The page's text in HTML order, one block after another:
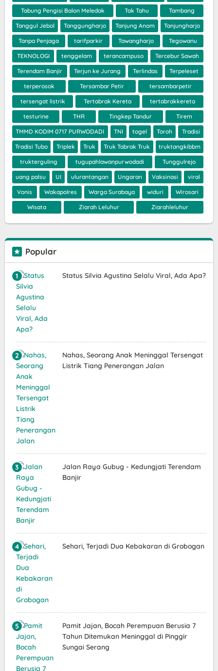
Tabung Pengisi Balon Meledak Tak Tahu Tambang
Tanggul Jebol Tanggungharjo Tanjung Anom Tanjungharjo
Tanpa Penjaga tarifparkir Tawangharjo Tegowanu
TEKNOLOGI tenggelam terancampuso Tercebur Sawah
Terendam Banjir Terjun ke Jurang Terlindas Terpeleset
terperosok Tersambar Petir tersambarpetir
tersengat listrik Tertabrak Kereta tertabrakkereta
testurine THR Tingkep Tandur Tirem
TMMD KODIM 0717 PURWODADI TNI togel Toroh Tradisi
Tradisi Tubo Triplek Truk Truk Tabrak Truk truktangkibbm
trukterguling tugupahlawanpurwodadi Tunggulrejo
uang palsu UI ulurantangan Ungaran Vaksinasi viral
Vonis Wakapolres Warga Surabaya widuri Wirosari
Wisata Ziarah Leluhur Ziarahleluhur
Popular
Status Silvia Agustina Selalu Viral, Ada Apa?
Nahas, Seorang Anak Meninggal Tersengat
Listrik Tiang Penerangan Jalan
Jalan Raya Gubug - Kedungjati Terendam
Banjir
Sehari, Terjadi Dua Kebakaran di Grobogan
Pamit Jajan, Bocah Perempuan Berusia 7
Tahun Ditemukan Meninggal di Pinggir
Sungai Serang